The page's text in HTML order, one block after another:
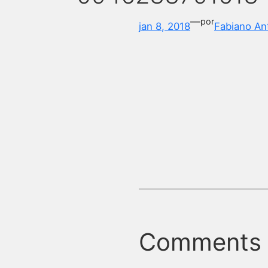
jan 8, 2018—porFabiano
Comments